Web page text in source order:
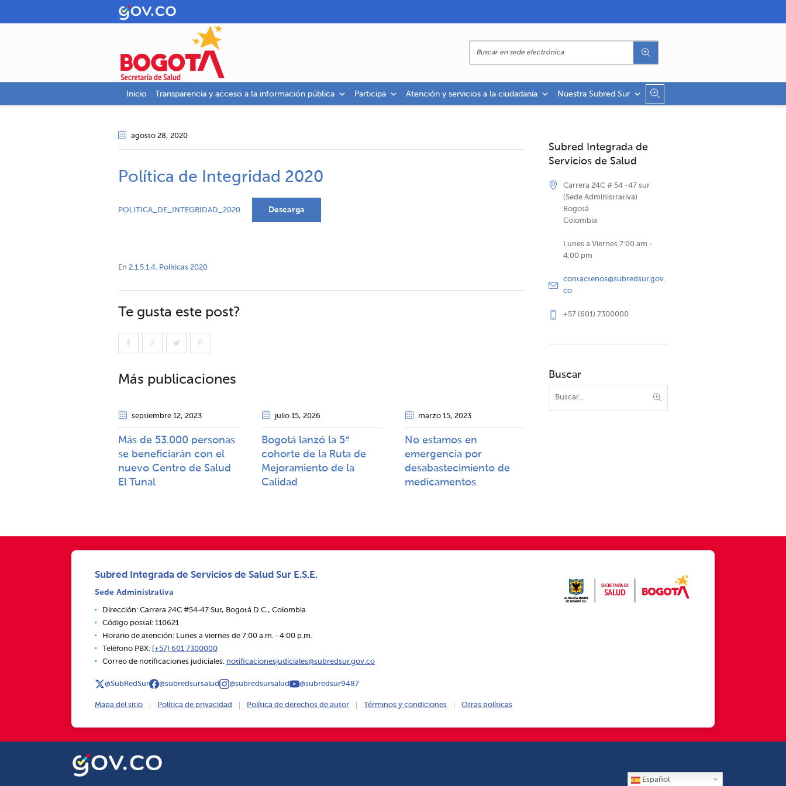
Inicio Transparencia y acceso a la información pública Participa Atención y servicios a la ciudadanía Nuestra Subred Sur
agosto 28, 2020
Política de Integridad 2020
POLITICA_DE_INTEGRIDAD_2020 Descarga
En 2.1.5.1.4. Políticas 2020
Te gusta este post?
Más publicaciones
septiembre 12, 2023
Más de 53.000 personas
se beneficiarán con el
nuevo Centro de Salud
El Tunal
julio 15, 2026
Bogotá lanzó la 5ª
cohorte de la Ruta de
Mejoramiento de la
Calidad​​
marzo 15, 2023
No estamos en
emergencia por
desabastecimiento de
medicamentos
Subred Integrada de
Servicios de Salud
Carrera 24C # 54 -47 sur
(Sede Administrativa)
Bogotá
Colombia
Lunes a Viernes 7:00 am -
4:00 pm
contactenos@subredsur.gov.
co
+57 (601) 7300000
Buscar
Subred Integrada de Servicios de Salud Sur E.S.E.
Sede Administrativa
Dirección: Carrera 24C #54‑47 Sur, Bogotá D.C., Colombia
Código postal: 110621
Horario de atención: Lunes a viernes de 7:00 a.m. ‑ 4:00 p.m.
Teléfono PBX: (+57) 601 7300000
Correo de notificaciones judiciales: notificacionesjudiciales@subredsur.gov.co
@SubRedSur @subredsursalud @subredsursalud @subredsur9487
Mapa del sitio Política de privacidad Política de derechos de autor Términos y condiciones Otras políticas
Español